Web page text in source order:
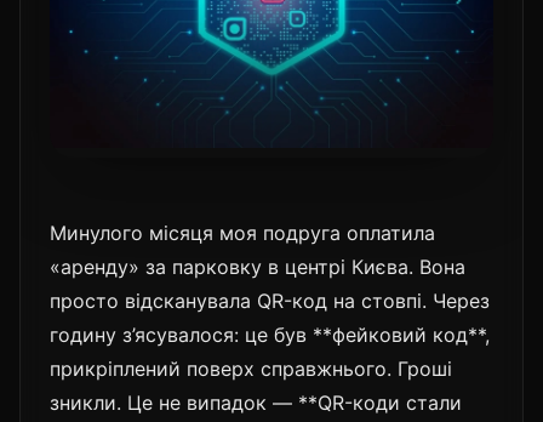
Минулого місяця моя подруга оплатила
«аренду» за парковку в центрі Києва. Вона
просто відсканувала QR-код на стовпі. Через
годину з’ясувалося: це був **фейковий код**,
прикріплений поверх справжнього. Гроші
зникли. Це не випадок — **QR-коди стали